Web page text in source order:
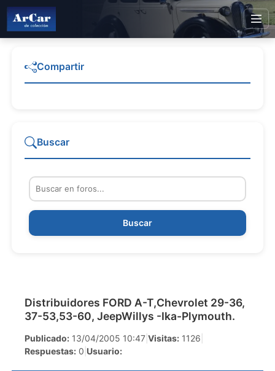
Distribuidores FORD A-T,Chevrolet 29-36,
37-53,53-60, JeepWillys -Ika-Plymouth.
Publicado: 13/04/2005 10:47 Visitas: 1126
Respuestas: 0 Usuario:
Compartir
Buscar
Buscar